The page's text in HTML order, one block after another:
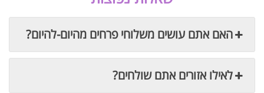
האם אתם עושים משלוחי פרחים מהיום-להיום?
לאילו אזורים אתם שולחים?